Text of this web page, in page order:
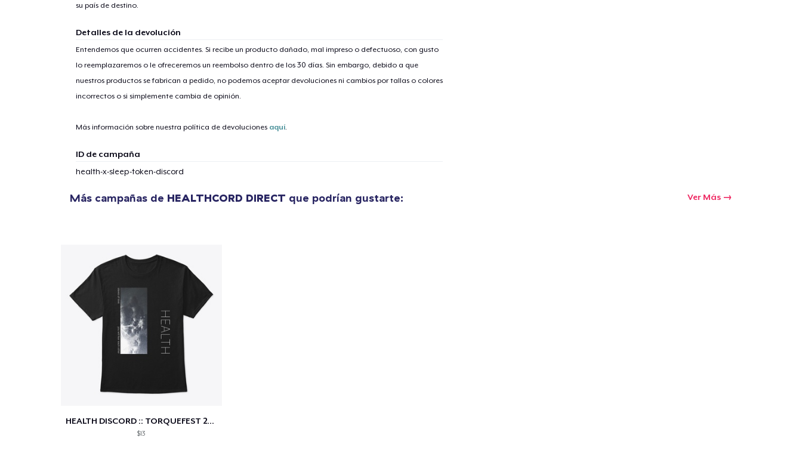
su país de destino.
Detalles de la devolución
Entendemos que ocurren accidentes. Si recibe un producto dañado, mal impreso o defectuoso, con gusto
lo reemplazaremos o le ofreceremos un reembolso dentro de los 30 días. Sin embargo, debido a que
nuestros productos se fabrican a pedido, no podemos aceptar devoluciones ni cambios por tallas o colores
incorrectos o si simplemente cambia de opinión.
Más información sobre nuestra política de devoluciones aquí.
ID de campaña
health-x-sleep-token-discord
Más campañas de HEALTHCORD DIRECT que podrían gustarte: Ver Más
HEALTH DISCORD :: TORQUEFEST 2021
$13